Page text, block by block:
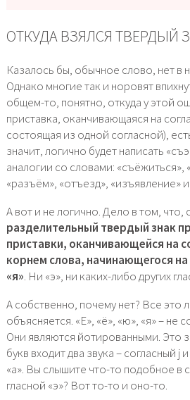
ОТКУДА ВЗЯЛСЯ ТВЕРДЫЙ
Казалось бы, обычное слово, нет в
Однако многие так и норовят
общем-то, понятно, откуда у этой
приставка, оканчивающаяся на
состоящая из одной согласной),
значит, логично будет написать
аналогии со словами: «съёжиться»,
«разъём», «отъезд», «изъявление» и
А вот и не логично. Дело в том, что,
разделительный твердый знак
приставки, оканчивающейся на
корнем слова, начинающегося на
«я». Ни «э», ни каких-либо других
А собственно, почему нет? Все это
объясняется. «Е», «ё», «ю», «я» – не
Они являются йотированными. Это
букв входит два звука – согласный j
«а». Вы слышите что-то подобное в
гласной «э»? Вот то-то и оно-то.